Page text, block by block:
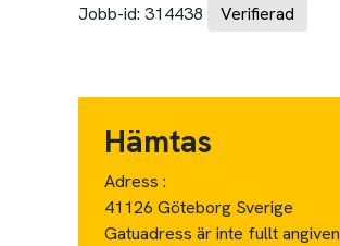
Jobb-id: 314438 Verifierad
Hämtas
Adress :
41126 Göteborg Sverige
Gatuadress är inte fullt angiven